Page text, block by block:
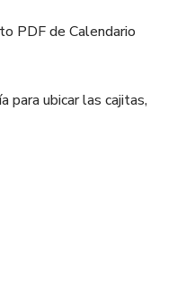
PDF de Calendario
para ubicar las cajitas,